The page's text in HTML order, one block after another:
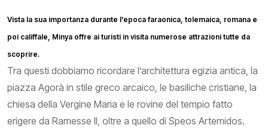
Vista la sua importanza durante l’epoca faraonica, tolemaica, romana e
poi califfale, Minya offre ai turisti in visita numerose attrazioni tutte da
scoprire.
Tra questi dobbiamo ricordare l’architettura egizia antica, la
piazza Agorà in stile greco arcaico, le basiliche cristiane, la
chiesa della Vergine Maria e le rovine del tempio fatto
erigere da Ramesse II, oltre a quello di Speos Artemidos.